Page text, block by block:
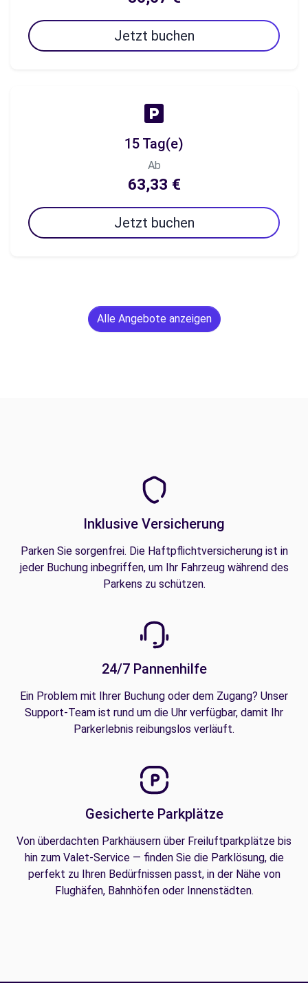
Jetzt buchen
15 Tag(e)
Ab
63,33 €
Jetzt buchen
Alle Angebote anzeigen
Inklusive Versicherung
Parken Sie sorgenfrei. Die Haftpflichtversicherung ist in
jeder Buchung inbegriffen, um Ihr Fahrzeug während des
Parkens zu schützen.
24/7 Pannenhilfe
Ein Problem mit Ihrer Buchung oder dem Zugang? Unser
Support-Team ist rund um die Uhr verfügbar, damit Ihr
Parkerlebnis reibungslos verläuft.
Gesicherte Parkplätze
Von überdachten Parkhäusern über Freiluftparkplätze bis
hin zum Valet-Service — finden Sie die Parklösung, die
perfekt zu Ihren Bedürfnissen passt, in der Nähe von
Flughäfen, Bahnhöfen oder Innenstädten.